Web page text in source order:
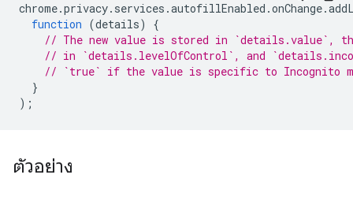
chrome.privacy. services .autofillEnabled .onChange.
function (details)
{
// The new value is stored in `details.value`,
// in `details.levelOfControl`, and
// `true` if the value is specific to Incognito
}
);
ตัวอย่าง